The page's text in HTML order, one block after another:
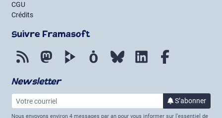
CGU
Crédits
Suivre Framasoft
Flux RSS MastodonPeerTube Mobilizon Bluesky LinkedIn
Newsletter
Votre courriel
S’abonner
à la lettre
Nous envoyons environ 4 messages par an pour vous informer sur l’essentiel de